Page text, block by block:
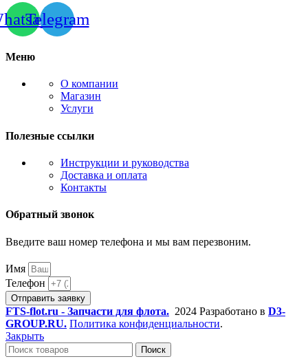
Telegram
Меню
О компании
Магазин
Услуги
Полезные ссылки
Инструкции и руководства
Доставка и оплата
Контакты
Обратный звонок
Введите ваш номер телефона и мы вам перезвоним.
Имя
Телефон
Отправить заявку
FTS-flot.ru - Запчасти для флота. 2024 Разработано в D3-
GROUP.RU. Политика конфиденциальности.
Закрыть
Поиск